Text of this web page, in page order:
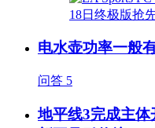
电水壶功率一般
问答 5
地平线3完成主体